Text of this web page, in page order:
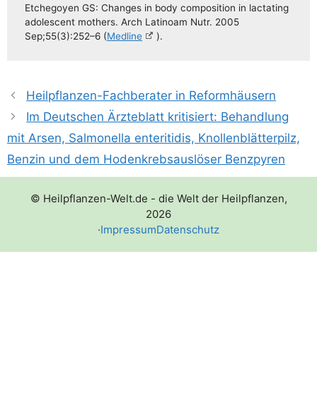
Etche­go­y­en GS: Chan­ges in body com­po­si­ti­on in lac­ta­ting
ado­le­s­cent mothers. Arch Lati­noam Nutr. 2005
Sep;55(3):252–6 (Med­li­ne ).
Heilpflanzen-Fachberater in Reformhäusern
Im Deutschen Ärzteblatt kritisiert: Behandlung
mit Arsen, Salmonella enteritidis, Knollenblätterpilz,
Benzin und dem Hodenkrebsauslöser Benzpyren
© Heilpflanzen-Welt.de - die Welt der Heilpflanzen,
2026
·ImpressumDatenschutz